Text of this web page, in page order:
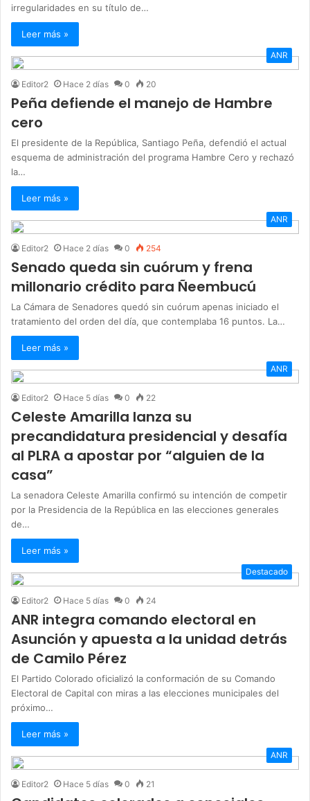
irregularidades en su título de…
Leer más »
ANR
Editor2 Hace 2 días 0 20
Peña defiende el manejo de Hambre
cero
El presidente de la República, Santiago Peña, defendió el actual
esquema de administración del programa Hambre Cero y rechazó
la…
Leer más »
ANR
Editor2 Hace 2 días 0 254
Senado queda sin cuórum y frena
millonario crédito para Ñeembucú
La Cámara de Senadores quedó sin cuórum apenas iniciado el
tratamiento del orden del día, que contemplaba 16 puntos. La…
Leer más »
ANR
Editor2 Hace 5 días 0 22
Celeste Amarilla lanza su
precandidatura presidencial y desafía
al PLRA a apostar por “alguien de la
casa”
La senadora Celeste Amarilla confirmó su intención de competir
por la Presidencia de la República en las elecciones generales
de…
Leer más »
Destacado
Editor2 Hace 5 días 0 24
ANR integra comando electoral en
Asunción y apuesta a la unidad detrás
de Camilo Pérez
El Partido Colorado oficializó la conformación de su Comando
Electoral de Capital con miras a las elecciones municipales del
próximo…
Leer más »
ANR
Editor2 Hace 5 días 0 21